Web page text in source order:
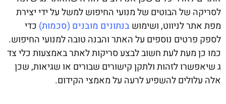
לסריקה של הבוטים של מנועי החיפוש למשל על ידי יצירת
מפת אתר לניווט, ושימושבנתונים מובנים (סכמות) כדי
לספק פרטים נוספים על האתר והבנה טובה למנועי החיפוש.
כמו כן מעת לעת חשוב לבצע סריקות לאתר באמצעות כלי צד
ג שיאפשרו לזהות ולתקן קישורים שבורים או שגיאות, שכן
אלה עלולים להשפיע לרעה על מאמצי הקידום.